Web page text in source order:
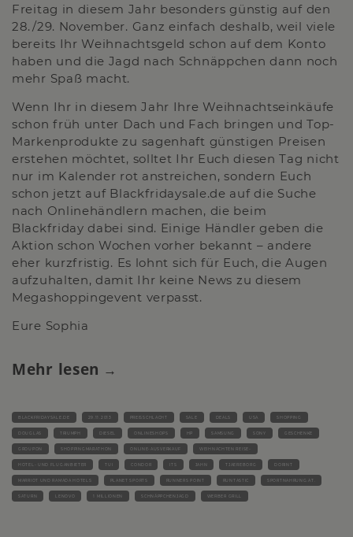
Freitag in diesem Jahr besonders günstig auf den
28./29. November. Ganz einfach deshalb, weil viele
bereits Ihr Weihnachtsgeld schon auf dem Konto
haben und die Jagd nach Schnäppchen dann noch
mehr Spaß macht.
Wenn Ihr in diesem Jahr Ihre Weihnachtseinkäufe
schon früh unter Dach und Fach bringen und Top-
Markenprodukte zu sagenhaft günstigen Preisen
erstehen möchtet, solltet Ihr Euch diesen Tag nicht
nur im Kalender rot anstreichen, sondern Euch
schon jetzt auf Blackfridaysale.de auf die Suche
nach Onlinehändlern machen, die beim
Blackfriday dabei sind. Einige Händler geben die
Aktion schon Wochen vorher bekannt – andere
eher kurzfristig. Es lohnt sich für Euch, die Augen
aufzuhalten, damit Ihr keine News zu diesem
Megashoppingevent verpasst.
Eure Sophia
Mehr lesen
BLACKFRIDAYSALE.DE 29.11.2013 PREISSCHLACHT SALE DEALS USA SHOPPING
DOUGLAS TRIUMPH DIESEL ONLINESHOPS HP SAMSUNG SONY GESCHENKE
GROUPON SHOPPINGMARATHON ONLINE-AUSVERKAUF WEIHNACHTEN REISE-
HOTEL- UND FLUGANBIETER TUI CONDOR ITS JAHN TJAEREBORG DORINT
MARRIOT UND RAMADA HOTELS PLANET SPORTS RUNNERS POINT RUNTASTIC SPORTNAHRUNG.AT.
SATURN LENOVO 1 MILLIONEN SCHNÄPPCHENJAGD WERBER GRILL